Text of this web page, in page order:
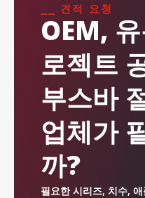
⎯⎯ 견적 요청
OEM,
로젝트
부스바
업체가
까?
필요한 시리즈, 치수,